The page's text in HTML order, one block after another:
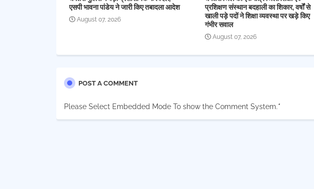
एसपी भावना पांडेय ने जारी किए तबादला आदेश
August 07, 2026
प्रशिक्षण संस्थान बदहाली का शिकार, वर्षों से
खाली पड़े पदों ने शिक्षा व्यवस्था पर खड़े किए
गंभीर सवाल
August 07, 2026
POST A COMMENT
Please Select Embedded Mode To show the Comment System.*